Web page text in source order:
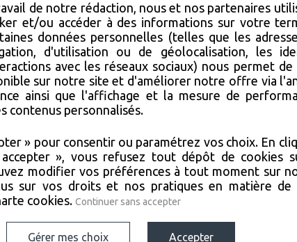
de notre rédaction, nous et nos partenaires
et/ou accéder à des informations sur votre
données personnelles (telles que les
d'utilisation ou de géolocalisation, les
avec les réseaux sociaux) nous permet
sur notre site et d'améliorer notre offre via
ainsi que l'affichage et la mesure de
contenus personnalisés.
» pour consentir ou paramétrez vos choix. En
», vous refusez tout dépôt de cookies
modifier vos préférences à tout moment sur
sur vos droits et nos pratiques en matière de
cookies. Continuer sans accepter
Gérer mes choix Accepter